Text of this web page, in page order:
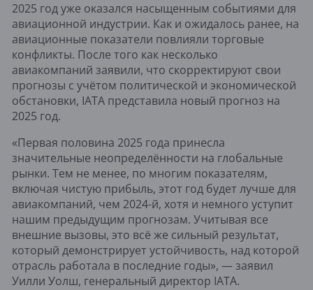
2025 год уже оказался насыщенным событиями для
авиационной индустрии. Как и ожидалось ранее, на
авиационные показатели повлияли торговые
конфликты. После того как несколько
авиакомпаний заявили, что скорректируют свои
прогнозы с учётом политической и экономической
обстановки, IATA представила новый прогноз на
2025 год.
«Первая половина 2025 года принесла
значительные неопределённости на глобальные
рынки. Тем не менее, по многим показателям,
включая чистую прибыль, этот год будет лучше для
авиакомпаний, чем 2024-й, хотя и немного уступит
нашим предыдущим прогнозам. Учитывая все
внешние вызовы, это всё же сильный результат,
который демонстрирует устойчивость, над которой
отрасль работала в последние годы», — заявил
Уилли Уолш, генеральный директор IATA.